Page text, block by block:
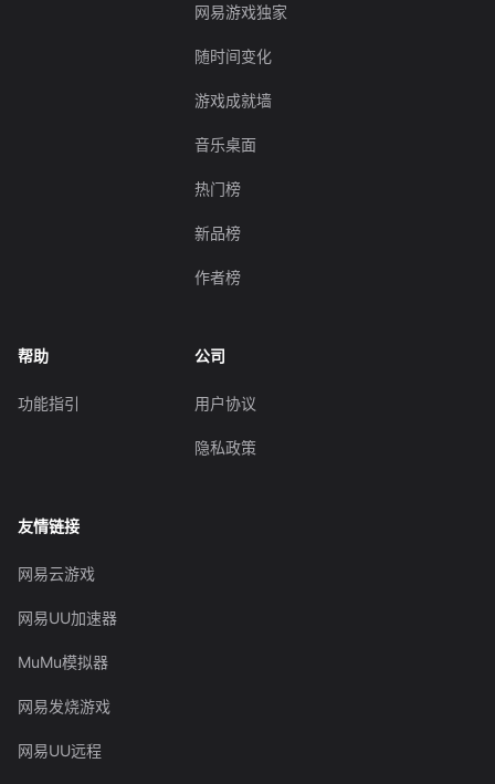
网易游戏独家
随时间变化
游戏成就墙
音乐桌面
热门榜
新品榜
作者榜
帮助
功能指引
公司
用户协议
隐私政策
友情链接
网易云游戏
网易UU加速器
MuMu模拟器
网易发烧游戏
网易UU远程